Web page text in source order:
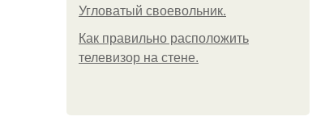
Угловатый своевольник.
Как правильно расположить
телевизор на стене.